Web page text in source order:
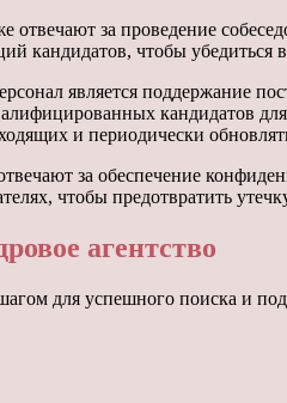
отвечают за проведение
кандидатов, чтобы убедиться
является
кандидатов
и периодически
за обеспечение
чтобы предотвратить
агентство
для успешного поиска и